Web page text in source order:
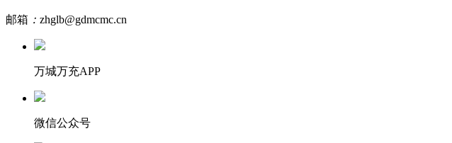
邮箱 ： zhglb@gdmcmc.cn
万城万充APP
微信公众号